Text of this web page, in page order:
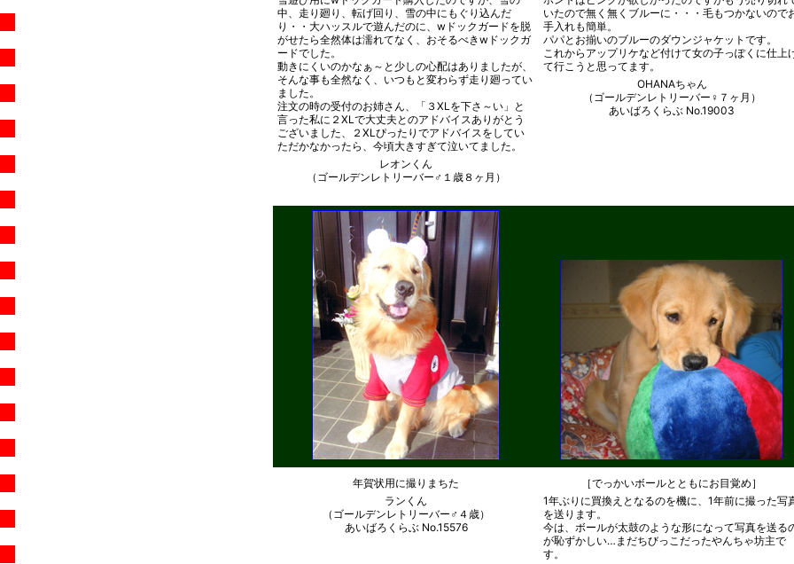
中、走り廻り、転げ回り、雪の中にもぐり込んだ
り・・大ハッスルで遊んだのに、wドックガードを脱
がせたら全然体は濡れてなく、おそるべきwドックガ
ードでした。
動きにくいのかなぁ～と少しの心配はありましたが、
そんな事も全然なく、いつもと変わらず走り廻ってい
ました。
注文の時の受付のお姉さん、「３XLを下さ～い」と
言った私に２XLで大丈夫とのアドバイスありがとう
ございました、２XLぴったりでアドバイスをしてい
ただかなかったら、今頃大きすぎて泣いてました。
レオンくん
（ゴールデンレトリーバー♂１歳８ヶ月）
いたので無く無くブルーに・・・毛もつかないので
手入れも簡単。
パパとお揃いのブルーのダウンジャケットです。
これからアップリケなど付けて女の子っぽくに仕上
て行こうと思ってます。
OHANAちゃん
（ゴールデンレトリーバー♀７ヶ月）
あいばろくらぶ No.19003
年賀状用に撮りまちた
ランくん
（ゴールデンレトリーバー♂４歳）
あいばろくらぶ No.15576
［でっかいボールとともにお目覚め］
1年ぶりに買換えとなるのを機に、1年前に撮った写
を送ります。
今は、ボールが太鼓のような形になって写真を送る
が恥ずかしい…まだちびっこだったやんちゃ坊主で
す。